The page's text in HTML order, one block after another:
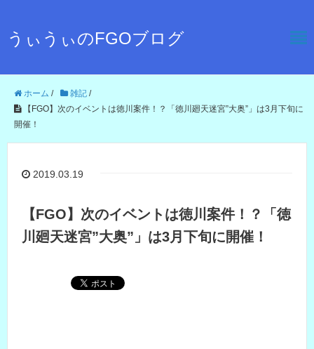
うぃうぃのFGOブログ
ホーム / 雑記 /
【FGO】次のイベントは徳川案件！？「徳川廻天迷宮”大奥”」は3月下旬に
開催！
2019.03.19
【FGO】次のイベントは徳川案件！？「徳
川廻天迷宮”大奥”」は3月下旬に開催！